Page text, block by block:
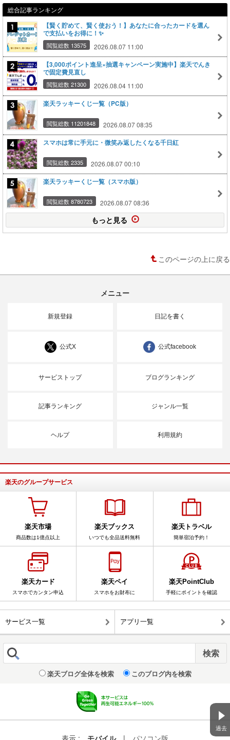
過去
総合記事ランキング
【賢く貯めて、賢く使おう！】あなたに合ったカードを選ん
で支払いをお得に！✨
閲覧総数 13575 2026.08.07 11:00
【3,000ポイント進呈×抽選キャンペーン実施中】楽天でんき
で固定費見直し
閲覧総数 21300 2026.08.04 11:00
楽天ラッキーくじ一覧（PC版）
閲覧総数 11201848 2026.08.07 08:35
スマホは常に手元に・微笑み返したくなる千日紅
閲覧総数 2335 2026.08.07 00:10
楽天ラッキーくじ一覧（スマホ版）
閲覧総数 8780723 2026.08.07 08:36
もっと見る
このページの上に戻る
メニュー
新規登録 日記を書く
公式X 公式facebook
サービストップ ブログランキング
記事ランキング ジャンル一覧
ヘルプ 利用規約
楽天のグループサービス
楽天市場
商品数は1億点以上
楽天ブックス
いつでも全品送料無料
楽天トラベル
簡単宿泊予約！
楽天カード
スマホでカンタン申込
楽天ペイ
スマホをお財布に
楽天PointClub
手軽にポイントを確認
サービス一覧 アプリ一覧
楽天ブログ全体を検索 このブログ内を検索